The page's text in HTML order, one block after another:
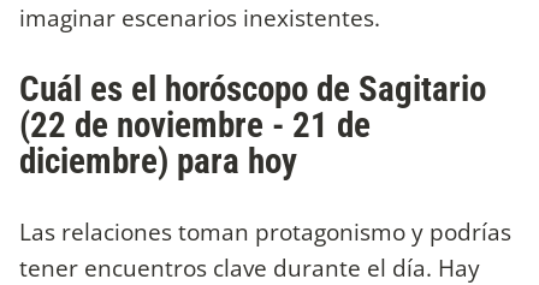
imaginar escenarios inexistentes.
Cuál es el horóscopo de Sagitario
(22 de noviembre - 21 de
diciembre) para hoy
Las relaciones toman protagonismo y podrías
tener encuentros clave durante el día. Hay